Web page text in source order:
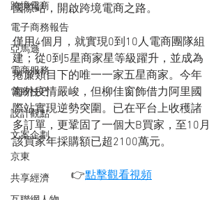
跨境電商
電子商務報告
亞馬遜
電商服務
電商技巧
設計觀點
文案企劃
京東
共享經濟
國際站，開啟跨境電商之路。
僅用4個月，就實現0到10人電商團隊組
建；從0到5星商家星等級躍升，並成為
捲簾類目下的唯一一家五星商家。今年
海外疫情嚴峻，但柳佳窗飾借力阿里國
際站實現逆勢突圍。已在平台上收穫諸
多訂單，更鞏固了一個大B買家，至10月
該買家年採購額已超2100萬元。
👉點擊觀看視頻